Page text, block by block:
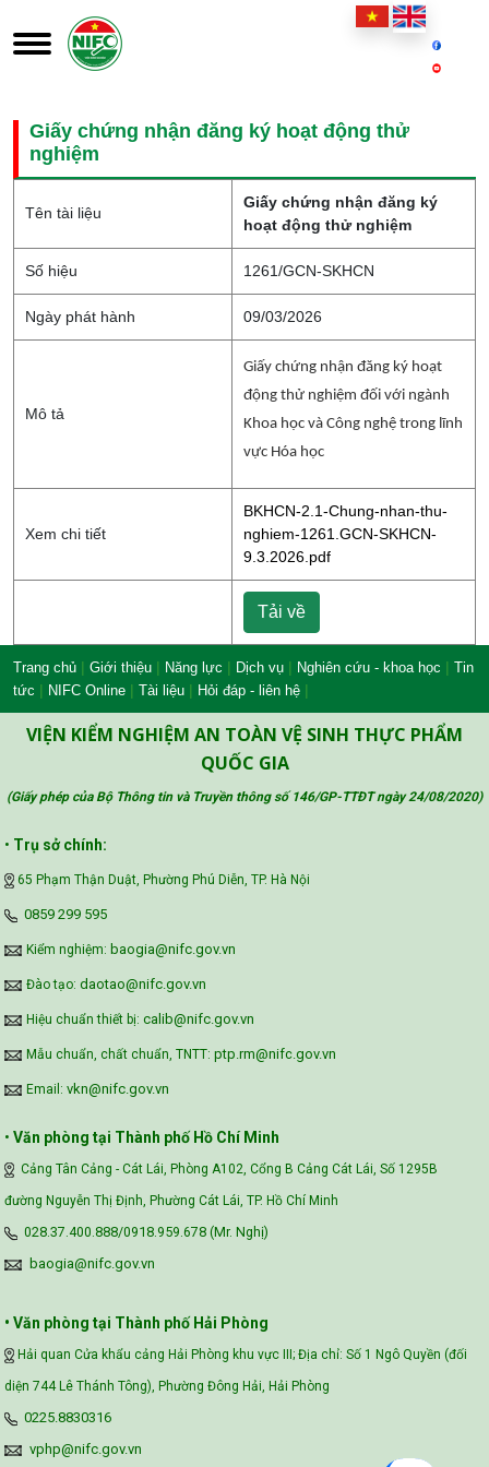
Giấy chứng nhận đăng ký hoạt động thử
nghiệm
Tên tài liệu
Giấy chứng nhận đăng ký
hoạt động thử nghiệm
Số hiệu 1261/GCN-SKHCN
Ngày phát hành 09/03/2026
Mô tả
Giấy chứng nhận đăng ký hoạt
động thử nghiệm đối với ngành
Khoa học và Công nghệ trong lĩnh
vực Hóa học
Xem chi tiết
BKHCN-2.1-Chung-nhan-thu-
nghiem-1261.GCN-SKHCN-
9.3.2026.pdf
Tải về
Trang chủ | Giới thiệu | Năng lực | Dịch vụ | Nghiên cứu - khoa học | Tin
tức | NIFC Online | Tài liệu | Hỏi đáp - liên hệ |
VIỆN KIỂM NGHIỆM AN TOÀN VỆ SINH THỰC PHẨM
QUỐC GIA
(Giấy phép của Bộ Thông tin và Truyền thông số 146/GP-TTĐT ngày 24/08/2020)
• Trụ sở chính:
65 Phạm Thận Duật, Phường Phú Diễn, TP. Hà Nội
‪0859 299 595‬
Kiểm nghiệm: baogia@nifc.gov.vn
Đào tạo: daotao@nifc.gov.vn
Hiệu chuẩn thiết bị: calib@nifc.gov.vn
Mẫu chuẩn, chất chuẩn, TNTT: ptp.rm@nifc.gov.vn
Email: vkn@nifc.gov.vn
• Văn phòng tại Thành phố Hồ Chí Minh
Cảng Tân Cảng - Cát Lái, Phòng A102, Cổng B Cảng Cát Lái, Số 1295B
đường Nguyễn Thị Định, Phường Cát Lái, TP. Hồ Chí Minh
028.37.400.888/0918.959.678 (Mr. Nghị)
baogia@nifc.gov.vn
• Văn phòng tại Thành phố Hải Phòng
Hải quan Cửa khẩu cảng Hải Phòng khu vực III; Địa chỉ: Số 1 Ngô Quyền (đối
diện 744 Lê Thánh Tông), Phường Đông Hải, Hải Phòng
0225.8830316
vphp@nifc.gov.vn